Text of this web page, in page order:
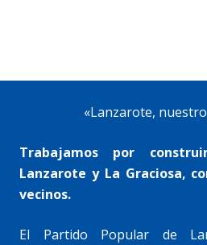
«Lanzarote,
Trabajamos por
Lanzarote y La Graciosa,
vecinos.
El Partido Popular de